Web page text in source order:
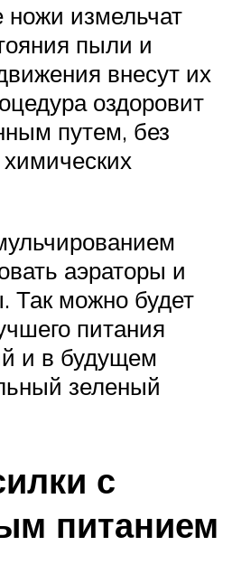
измельчат
пыли и
внесут их
оздоровит
путем, без
аэраторы и
Так можно будет
питания
и в будущем
зеленый
с
питанием